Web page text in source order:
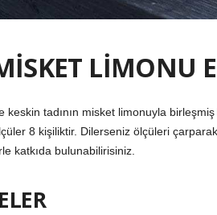
LİMONU
keskin tadının misket limonuyla
8 kişiliktir. Dilerseniz ölçüleri
katkıda bulunabilirisiniz.